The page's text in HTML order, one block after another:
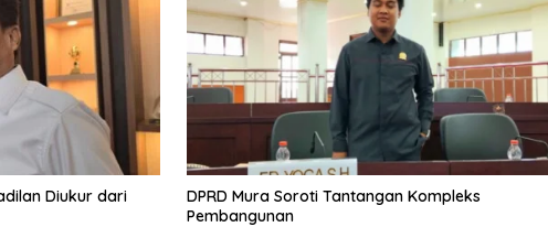
Diukur dari
DPRD Mura Soroti Tantangan Kompleks
Pembangunan